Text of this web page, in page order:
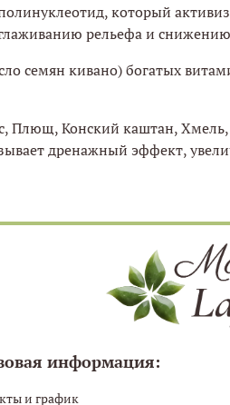
который
рельефа и
семян кивано) богатых
Плющ, Конский каштан,
дренажный эффект,
информация:
и график